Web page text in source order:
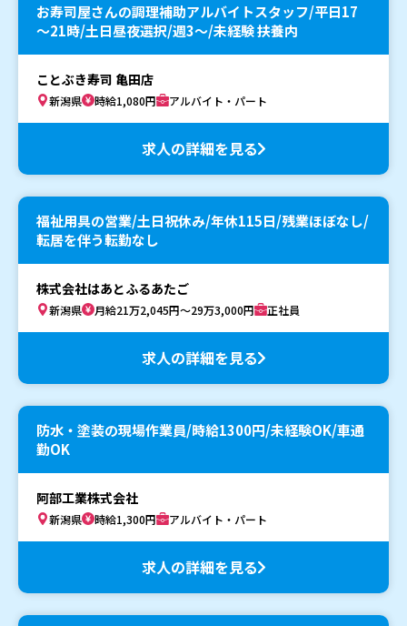
お寿司屋さんの調理補助アルバイトスタッフ/平日17
～21時/土日昼夜選択/週3～/未経験 扶養内
ことぶき寿司 亀田店
新潟県 時給1,080円 アルバイト・パート
求人の詳細を見る
福祉用具の営業/土日祝休み/年休115日/残業ほぼなし/
転居を伴う転勤なし
株式会社はあとふるあたご
新潟県 月給21万2,045円～29万3,000円 正社員
求人の詳細を見る
防水・塗装の現場作業員/時給1300円/未経験OK/車通
勤OK
阿部工業株式会社
新潟県 時給1,300円 アルバイト・パート
求人の詳細を見る